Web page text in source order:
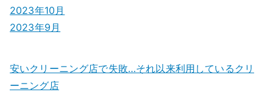
2023年10月
2023年9月
安いクリーニング店で失敗…それ以来利用しているクリ
ーニング店